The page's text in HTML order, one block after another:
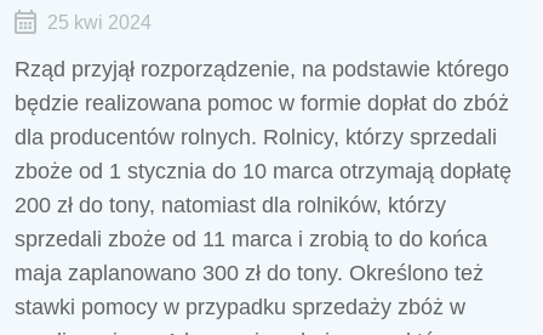
25 kwi 2024
Rząd przyjął rozporządzenie, na podstawie którego
będzie realizowana pomoc w formie dopłat do zbóż
dla producentów rolnych. Rolnicy, którzy sprzedali
zboże od 1 stycznia do 10 marca otrzymają dopłatę
200 zł do tony, natomiast dla rolników, którzy
sprzedali zboże od 11 marca i zrobią to do końca
maja zaplanowano 300 zł do tony. Określono też
stawki pomocy w przypadku sprzedaży zbóż w